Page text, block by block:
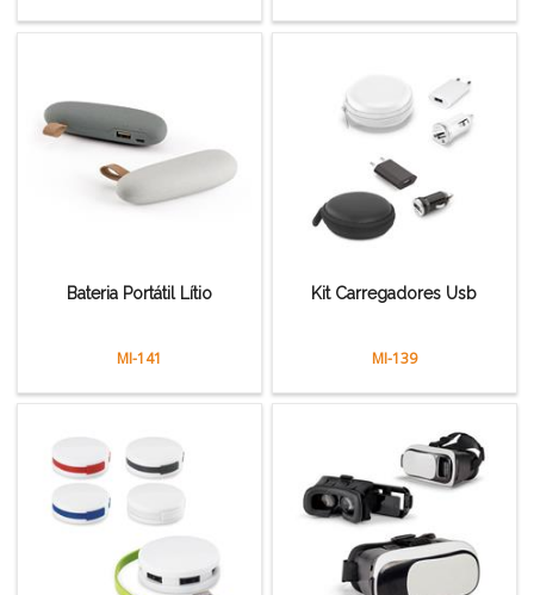
Bateria Portátil Lítio
MI-141
Kit Carregadores Usb
MI-139